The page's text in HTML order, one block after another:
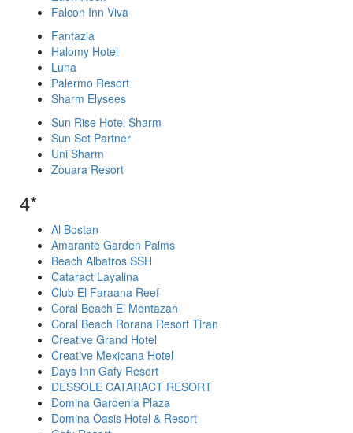
Falcon Inn Viva
Fantazia
Halomy Hotel
Luna
Palermo Resort
Sharm Elysees
Sun Rise Hotel Sharm
Sun Set Partner
Uni Sharm
Zouara Resort
4*
Al Bostan
Amarante Garden Palms
Beach Albatros SSH
Cataract Layalina
Club El Faraana Reef
Coral Beach El Montazah
Coral Beach Rorana Resort Tiran
Creative Grand Hotel
Creative Mexicana Hotel
Days Inn Gafy Resort
DESSOLE CATARACT RESORT
Domina Gardenia Plaza
Domina Oasis Hotel & Resort